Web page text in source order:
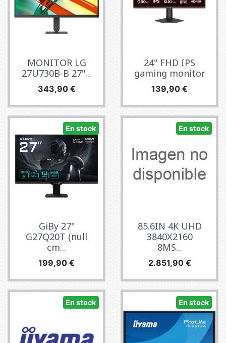
MONITOR LG
27U730B-B 27"...
Precio
343,90 €
24" FHD IPS
gaming monitor
Precio
139,90 €
En stock
GiBy 27"
G27Q20T (null
cm...
Precio
199,90 €
En stock
85.6IN 4K UHD
3840X2160
8MS...
Precio
2.851,90 €
En stock En stock